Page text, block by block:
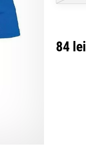
84 lei